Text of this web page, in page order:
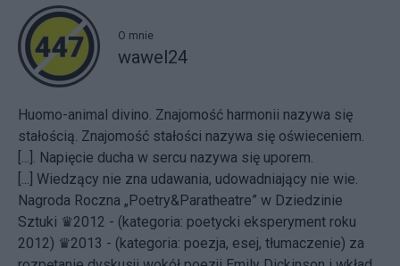
O mnie
wawel24
Huomo-animal divino. Znajomość harmonii nazywa się
stałością. Znajomość stałości nazywa się oświeceniem.
[...]. Napięcie ducha w sercu nazywa się uporem.
[...] Wiedzący nie zna udawania, udowadniający nie wie.
Nagroda Roczna „Poetry&Paratheatre” w Dziedzinie
Sztuki ♛2012 - (kategoria: poetycki eksperyment roku
2012) ♛2013 - (kategoria: poezja, esej, tłumaczenie) za